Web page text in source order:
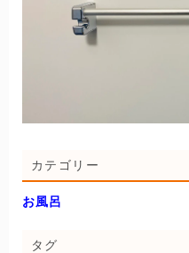
カテゴリー
お風呂
タグ